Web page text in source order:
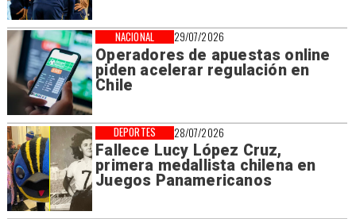
29/07/2026
Operadores de apuestas online
piden acelerar regulación en
Chile
NACIONAL
28/07/2026
Fallece Lucy López Cruz,
primera medallista chilena en
Juegos Panamericanos
DEPORTES